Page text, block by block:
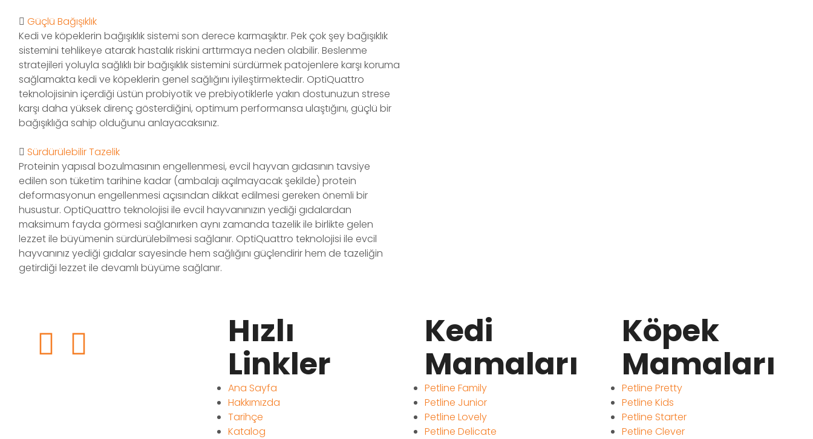
Güçlü Bağışıklık
Kedi ve köpeklerin bağışıklık sistemi son derece karmaşıktır. Pek çok şey bağışıklık
sistemini tehlikeye atarak hastalık riskini arttırmaya neden olabilir. Beslenme
stratejileri yoluyla sağlıklı bir bağışıklık sistemini sürdürmek patojenlere karşı koruma
sağlamakta kedi ve köpeklerin genel sağlığını iyileştirmektedir. OptiQuattro
teknolojisinin içerdiği üstün probiyotik ve prebiyotiklerle yakın dostunuzun strese
karşı daha yüksek direnç gösterdiğini, optimum performansa ulaştığını, güçlü bir
bağışıklığa sahip olduğunu anlayacaksınız.
Sürdürülebilir Tazelik
Proteinin yapısal bozulmasının engellenmesi, evcil hayvan gıdasının tavsiye
edilen son tüketim tarihine kadar (ambalajı açılmayacak şekilde) protein
deformasyonun engellenmesi açısından dikkat edilmesi gereken önemli bir
husustur. OptiQuattro teknolojisi ile evcil hayvanınızın yediği gıdalardan
maksimum fayda görmesi sağlanırken aynı zamanda tazelik ile birlikte gelen
lezzet ile büyümenin sürdürülebilmesi sağlanır. OptiQuattro teknolojisi ile evcil
hayvanınız yediği gıdalar sayesinde hem sağlığını güçlendirir hem de tazeliğin
getirdiği lezzet ile devamlı büyüme sağlanır.
Hızlı
Linkler
Ana Sayfa
Hakkımızda
Tarihçe
Katalog
Kedi
Mamaları
Petline Family
Petline Junior
Petline Lovely
Petline Delicate
Köpek
Mamaları
Petline Pretty
Petline Kids
Petline Starter
Petline Clever